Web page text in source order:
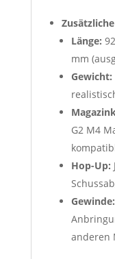
Länge:
mm
Gewicht:
G2 M4
Hop-Up:
Gewinde:
anderen